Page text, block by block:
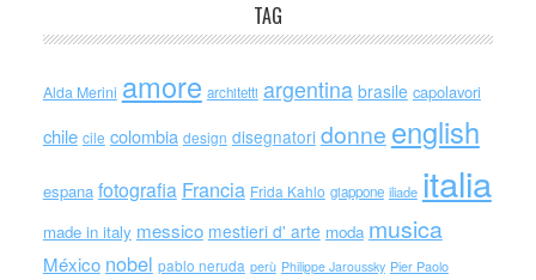
TAG
Alda Merini amore architetti argentina brasile capolavori
chile cile colombia design disegnatori donne english
espana fotografia Francia Frida Kahlo giappone iliade italia
made in italy messico mestieri d' arte moda musica
México nobel pablo neruda perù Philippe Jaroussky Pier Paolo